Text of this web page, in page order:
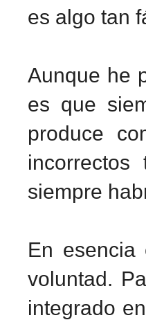
es algo tan
Aunque he
es que
produce
siempre
En esencia
voluntad.
integrado